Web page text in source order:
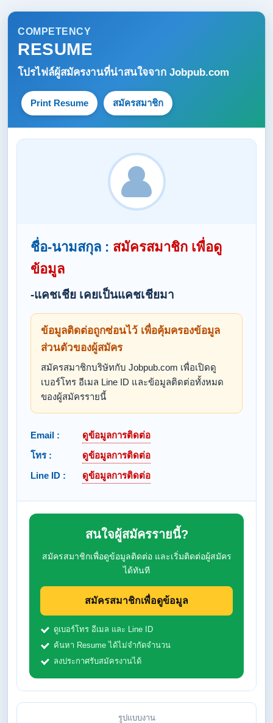
COMPETENCY
RESUME
โปรไฟล์ผู้สมัครงานที่น่าสนใจจาก Jobpub.com
Print Resume สมัครสมาชิก
ชื่อ-นามสกุล : สมัครสมาชิก เพื่อดู
ข้อมูล
-แคชเชีย เคยเป็นแคชเชียมา
ข้อมูลติดต่อถูกซ่อนไว้ เพื่อคุ้มครองข้อมูล
ส่วนตัวของผู้สมัคร
สมัครสมาชิกบริษัทกับ Jobpub.com เพื่อเปิดดู
เบอร์โทร อีเมล Line ID และข้อมูลติดต่อทั้งหมด
ของผู้สมัครรายนี้
Email :
ดูข้อมูลการติดต่อ
โทร :
ดูข้อมูลการติดต่อ
Line ID :
ดูข้อมูลการติดต่อ
สนใจผู้สมัครรายนี้?
สมัครสมาชิกเพื่อดูข้อมูลติดต่อ และเริ่มติดต่อผู้สมัคร
ได้ทันที
สมัครสมาชิกเพื่อดูข้อมูล
ดูเบอร์โทร อีเมล และ Line ID
ค้นหา Resume ได้ไม่จำกัดจำนวน
ลงประกาศรับสมัครงานได้
รูปแบบงาน